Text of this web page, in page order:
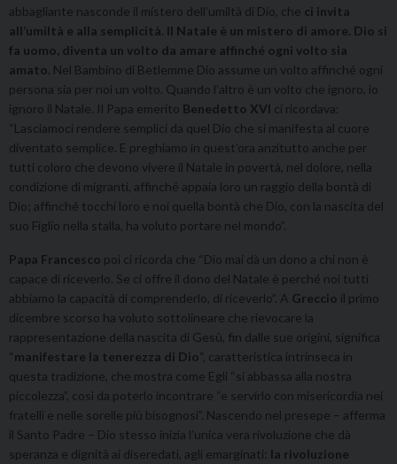
abbagliante nasconde il mistero dell’umiltà di Dio, che ci invita
all’umiltà e alla semplicità Il Natale è un mistero di amore. Dio si
fa uomo, diventa un volto da amare affinché ogni volto sia
amato . Nel Bambino di Betlemme Dio assume un volto affinché ogni
persona sia per noi un volto. Quando l’altro è un volto che ignoro, io
ignoro il Natale. Il Papa emerito Benedetto XVI ci ricordava:
“Lasciamoci rendere semplici da quel Dio che si manifesta al cuore
diventato semplice. E preghiamo in quest’ora anzitutto anche per
tutti coloro che devono vivere il Natale in povertà, nel dolore, nella
condizione di migranti, affinché appaia loro un raggio della bontà di
Dio; affinché tocchi loro e noi quella bontà che Dio, con la nascita del
suo Figlio nella stalla, ha voluto portare nel mondo”.
Papa Francesco poi ci ricorda che “Dio mai dà un dono a chi non è
capace di riceverlo. Se ci offre il dono del Natale è perché noi tutti
abbiamo la capacità di comprenderlo, di riceverlo”. A Greccio il primo
dicembre scorso ha voluto sottolineare che rievocare la
rappresentazione della nascita di Gesù, fin dalle sue origini, significa
“manifestare la tenerezza di Dio“, caratteristica intrinseca in
questa tradizione, che mostra come Egli “si abbassa alla nostra
piccolezza”, così da poterlo incontrare “e servirlo con misericordia nei
fratelli e nelle sorelle più bisognosi”. Nascendo nel presepe – afferma
il Santo Padre – Dio stesso inizia l’unica vera rivoluzione che dà
speranza e dignità ai diseredati, agli emarginati: la rivoluzione